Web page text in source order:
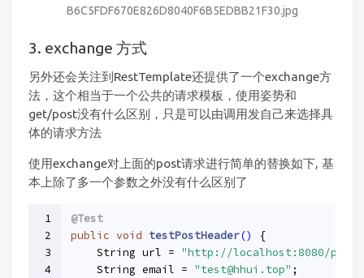
B6C5FDF670E826D8040F6B5EDBB21F30.jpg
3. exchange 方式
另外还会关注到RestTemplate还提供了一个exchange方
法，这个相当于一个公共的请求模板，使用姿势和
get/post没有什么区别，只是可以由调用发自己来选择具
体的请求方法
使用exchange对上面的post请求进行简单的替换如下, 基
本上除了多一个参数之外没有什么区别了
1
2
3
4
@Test
public void testPostHeader()
{
    String url =
"http://localhost:8080/post"
    String email =
"test@hhui.top" ;